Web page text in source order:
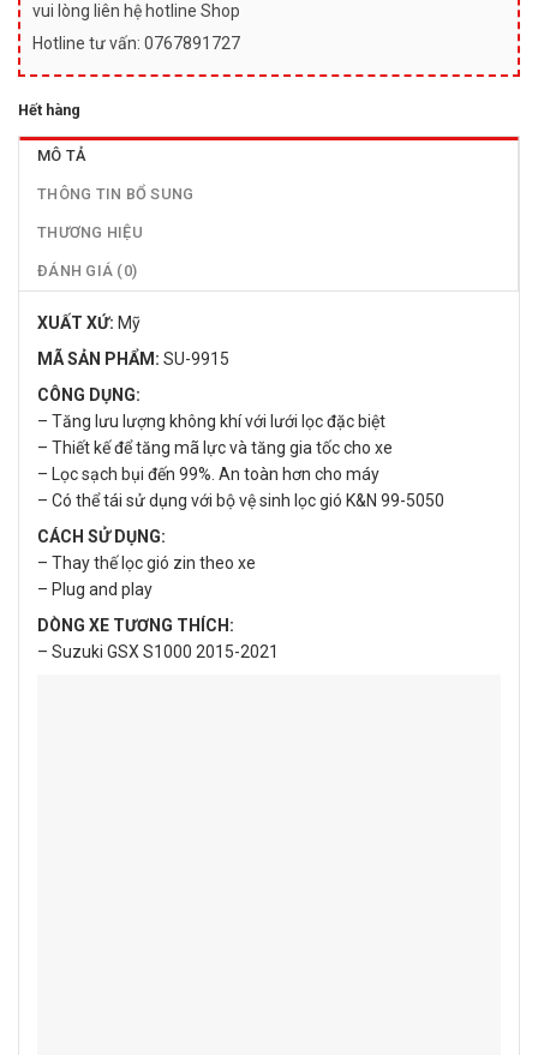
vui lòng liên hệ hotline Shop
Hotline tư vấn: 0767891727
Hết hàng
MÔ TẢ
THÔNG TIN BỔ SUNG
THƯƠNG HIỆU
ĐÁNH GIÁ (0)
XUẤT XỨ: Mỹ
MÃ SẢN PHẨM: SU-9915
CÔNG DỤNG:
– Tăng lưu lượng không khí với lưới lọc đặc biệt
– Thiết kế để tăng mã lực và tăng gia tốc cho xe
– Lọc sạch bụi đến 99%. An toàn hơn cho máy
– Có thể tái sử dụng với bộ vệ sinh lọc gió K&N 99-5050
CÁCH SỬ DỤNG:
– Thay thế lọc gió zin theo xe
– Plug and play
DÒNG XE TƯƠNG THÍCH:
– Suzuki GSX S1000 2015-2021